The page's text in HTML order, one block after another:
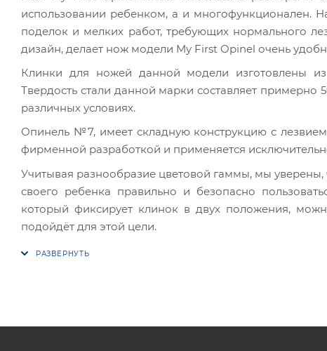
использовании ребенком, а и многофункционален.
поделок и мелких работ, требующих нормального
дизайн, делает нож модели My First Opinel очень
Клинки для ножей данной модели изготовлены
Твердость стали данной марки составляет
различных условиях.
Опинель №7, имеет складную конструкцию с
фирменной разработкой и применяется
Учитывая разнообразие цветовой гаммы, мы
своего ребенка правильно и безопасно
который фиксирует клинок в двух положения,
подойдёт для этой цели.